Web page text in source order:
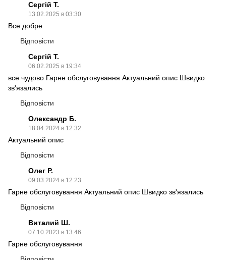
Сергій Т.
13.02.2025 в 03:30
Все добре
Відповісти
Сергій Т.
06.02.2025 в 19:34
все чудово Гарне обслуговування Актуальний опис Швидко
зв'язались
Відповісти
Олександр Б.
18.04.2024 в 12:32
Актуальний опис
Відповісти
Олег Р.
09.03.2024 в 12:23
Гарне обслуговування Актуальний опис Швидко зв'язались
Відповісти
Виталий Ш.
07.10.2023 в 13:46
Гарне обслуговування